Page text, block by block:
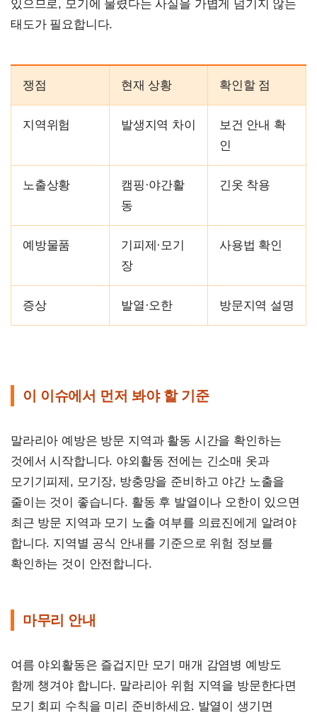
있으므로, 모기에 물렸다는 사실을 가볍게 넘기지 않는
태도가 필요합니다.
쟁점 현재 상황 확인할 점
지역위험 발생지역 차이
보건 안내 확
인
노출상황
캠핑·야간활
동
긴옷 착용
예방물품
기피제·모기
장
사용법 확인
증상 발열·오한 방문지역 설명
이 이슈에서 먼저 봐야 할 기준
말라리아 예방은 방문 지역과 활동 시간을 확인하는
것에서 시작합니다. 야외활동 전에는 긴소매 옷과
모기기피제, 모기장, 방충망을 준비하고 야간 노출을
줄이는 것이 좋습니다. 활동 후 발열이나 오한이 있으면
최근 방문 지역과 모기 노출 여부를 의료진에게 알려야
합니다. 지역별 공식 안내를 기준으로 위험 정보를
확인하는 것이 안전합니다.
마무리 안내
여름 야외활동은 즐겁지만 모기 매개 감염병 예방도
함께 챙겨야 합니다. 말라리아 위험 지역을 방문한다면
모기 회피 수칙을 미리 준비하세요. 발열이 생기면